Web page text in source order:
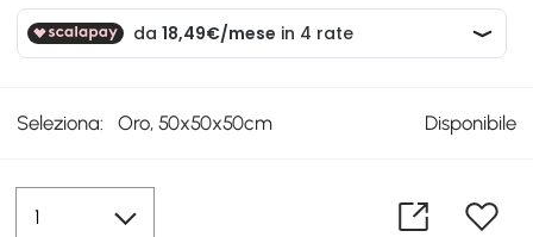
Seleziona: Oro, 50x50x50cm Disponibile